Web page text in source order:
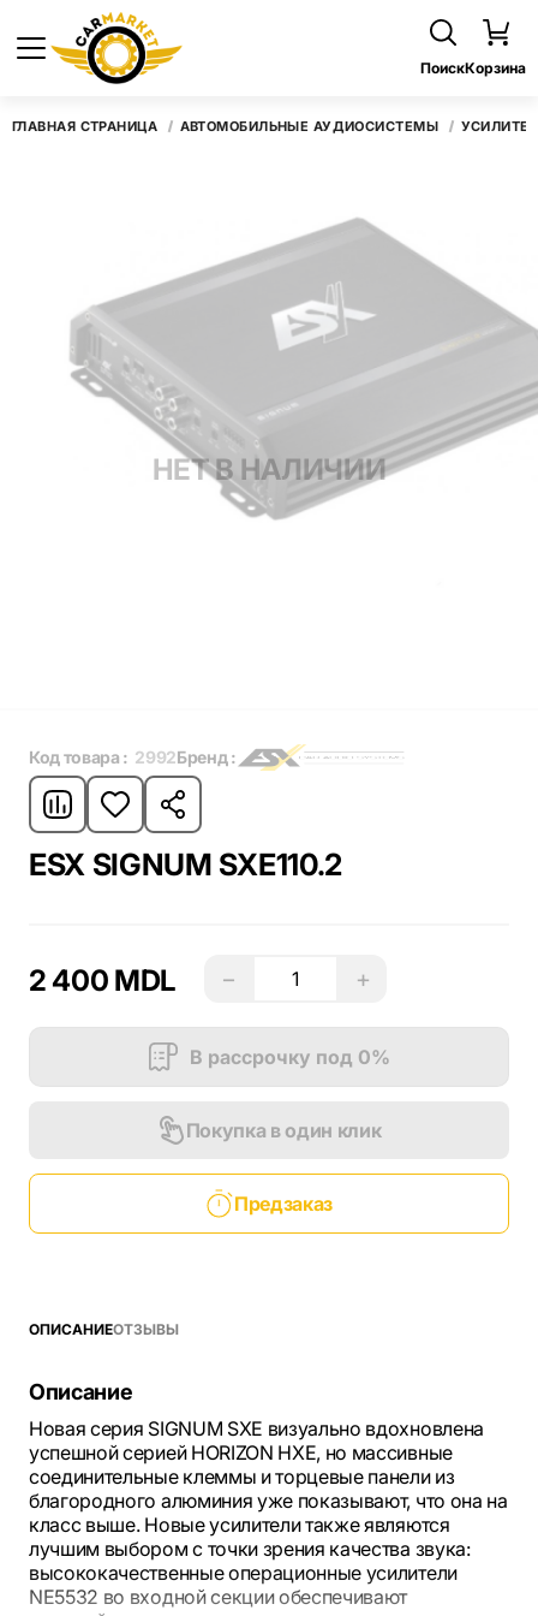
ПоискКорзина
ГЛАВНАЯ СТРАНИЦА АВТОМОБИЛЬНЫЕ АУДИОСИСТЕМЫ
НЕТ В НАЛИЧИИ
Код товара : 2992Бренд :
ESX SIGNUM SXE110.2
2 400 MDL − +
В рассрочку под 0%
Покупка в один клик
Предзаказ
ОПИСАНИЕОТЗЫВЫ
Описание
Новая серия SIGNUM SXE визуально вдохновлена
успешной серией HORIZON HXE, но массивные
соединительные клеммы и торцевые панели из
благородного алюминия уже показывают, что она на
класс выше. Новые усилители также являются
лучшим выбором с точки зрения качества звука:
высококачественные операционные усилители
NE5532 во входной секции обеспечивают